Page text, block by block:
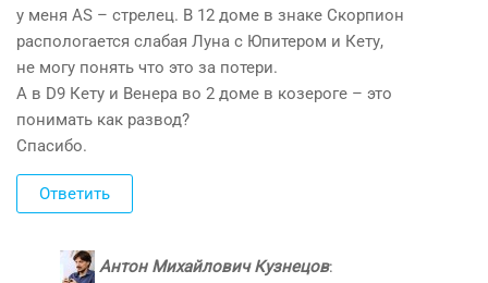
у меня АS – стрелец. В 12 доме в знаке Скорпион
распологается слабая Луна с Юпитером и Кету,
не могу понять что это за потери.
А в D9 Кету и Венера во 2 доме в козероге – это
понимать как развод?
Спасибо.
Ответить
Антон Михайлович Кузнецов: